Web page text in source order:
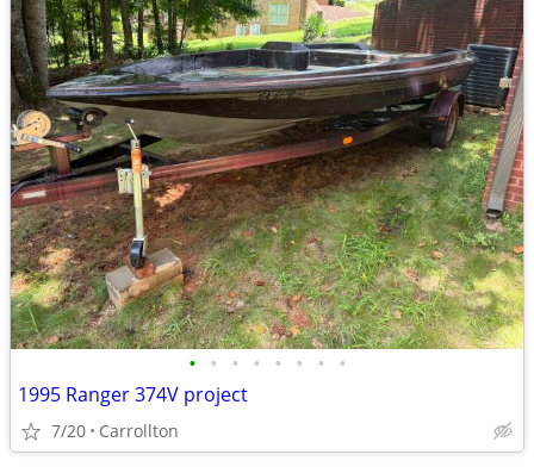
• • • • • • • •
1995 Ranger 374V project
7/20 Carrollton